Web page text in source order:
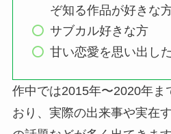
ぞ知る作品が好きな
サブカル好きな方
甘い恋愛を思い出し
作中では2015年〜2020年ま
おり、実際の出来事や実在